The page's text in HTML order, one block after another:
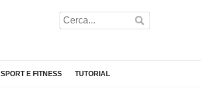
SPORT E FITNESS TUTORIAL